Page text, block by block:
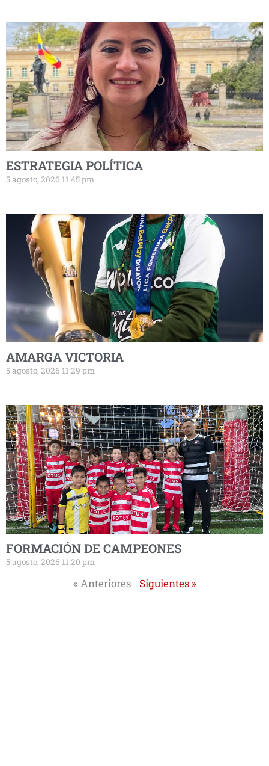
ESTRATEGIA POLÍTICA
5 agosto, 2026 11:45 pm
AMARGA VICTORIA
5 agosto, 2026 11:29 pm
FORMACIÓN DE CAMPEONES
5 agosto, 2026 11:20 pm
« Anteriores Siguientes »